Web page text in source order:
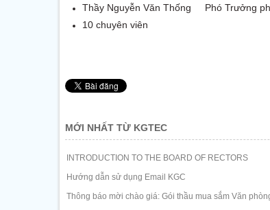
Thầy Nguyễn Văn Thống Phó Trưởng
10 chuyên viên
MỚI NHẤT TỪ KGTEC
INTRODUCTION TO THE BOARD OF RECTORS
Hướng dẫn sử dụng Email KGC
Thông báo mời chào giá: Gói thầu mua sắm Văn